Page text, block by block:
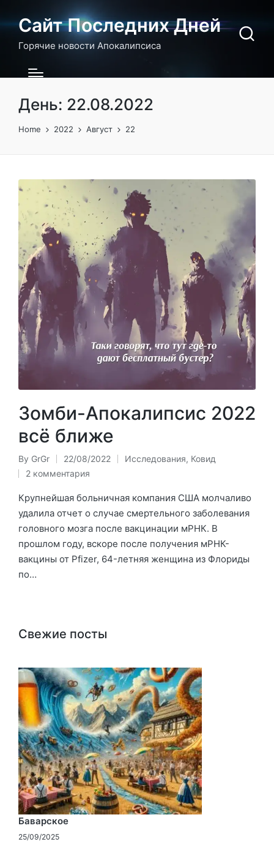
Сайт Последних Дней
Горячие новости Апокалипсиса
День: 22.08.2022
Home 2022 Август 22
Зомби-Апокалипсис 2022
всё ближе
Posted
by
By GrGr 22/08/2022
Posted
Исследования, Ковид
2 комментария
Крупнейшая больничная компания США молчаливо
удалила отчет о случае смертельного заболевания
головного мозга после вакцинации мРНК. В
прошлом году, вскоре после получения мРНК-
вакцины от Pfizer, 64-летняя женщина из Флориды
по…
Свежие посты
Баварское
25/09/2025